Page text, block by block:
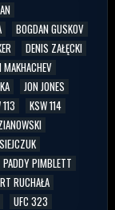
BOGDAN GUSKOV
DENIS ZAŁĘCKI
MAKHACHEV
JON JONES
KSW 114
PADDY PIMBLETT
RUCHAŁA
UFC 323